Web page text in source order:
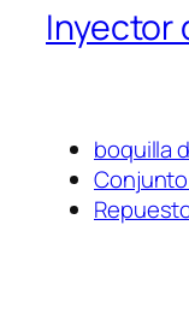
Inyector
boquilla